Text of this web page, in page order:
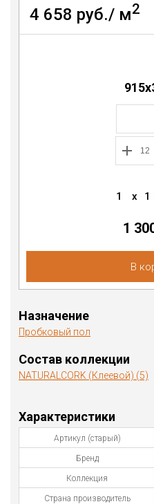
4 658 руб./ м2
1 x 1
1
В
Назначение
Пробковый пол
Состав коллекции
NATURALCORK (Клеевой) (5)
Характеристики
Артикул (старый)
Бренд
Коллекция
Страна производитель